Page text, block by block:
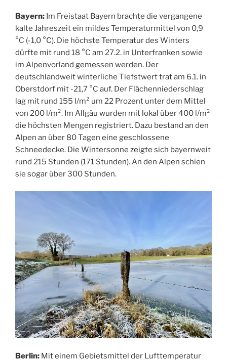
Bayern: Im Freistaat Bayern brachte die vergangene
kalte Jahreszeit ein mildes Temperaturmittel von 0,9
°C (-1,0 °C). Die höchste Temperatur des Winters
dürfte mit rund 18 °C am 27.2. in Unterfranken sowie
im Alpenvorland gemessen werden. Der
deutschlandweit winterliche Tiefstwert trat am 6.1. in
Oberstdorf mit -21,7 °C auf. Der Flächenniederschlag
lag mit rund 155 l/m² um 22 Prozent unter dem Mittel
von 200 l/m². Im Allgäu wurden mit lokal über 400 l/m²
die höchsten Mengen registriert. Dazu bestand an den
Alpen an über 80 Tagen eine geschlossene
Schneedecke. Die Wintersonne zeigte sich bayernweit
rund 215 Stunden (171 Stunden). An den Alpen schien
sie sogar über 300 Stunden.
Berlin: Mit einem Gebietsmittel der Lufttemperatur